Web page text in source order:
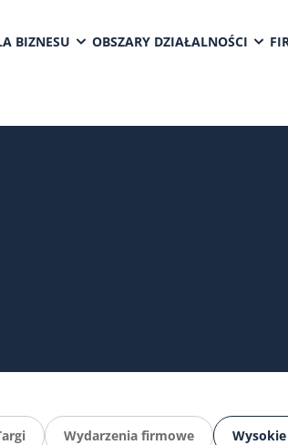
BIZNESU OBSZARY DZIAŁALNOŚCI
Wydarzenia firmowe